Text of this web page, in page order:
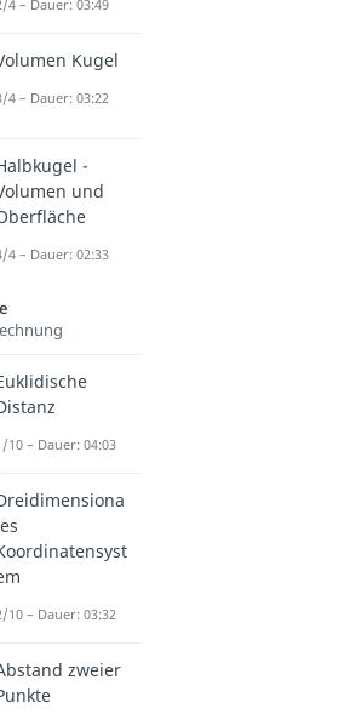
4 – Dauer: 03:49
Kugel
4 – Dauer: 03:22
-
und
4 – Dauer: 02:33
10 – Dauer: 04:03
10 – Dauer: 03:32
zweier